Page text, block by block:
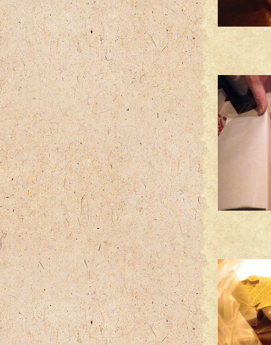
嬉し
某
この
そし